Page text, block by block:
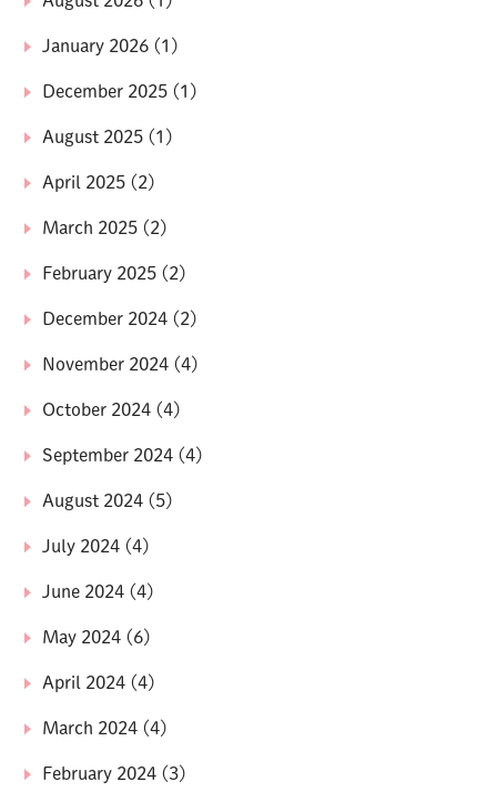
January 2026 (1)
December 2025 (1)
August 2025 (1)
April 2025 (2)
March 2025 (2)
February 2025 (2)
December 2024 (2)
November 2024 (4)
October 2024 (4)
September 2024 (4)
August 2024 (5)
July 2024 (4)
June 2024 (4)
May 2024 (6)
April 2024 (4)
March 2024 (4)
February 2024 (3)